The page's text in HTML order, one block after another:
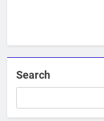
Search